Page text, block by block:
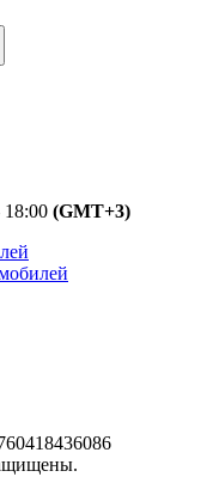
18:00 (GMT+3)